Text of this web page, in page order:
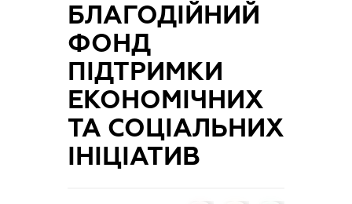
БЛАГОДІЙНИЙ
ФОНД
ПІДТРИМКИ
ЕКОНОМІЧНИХ
ТА СОЦІАЛЬНИХ
ІНІЦІАТИВ